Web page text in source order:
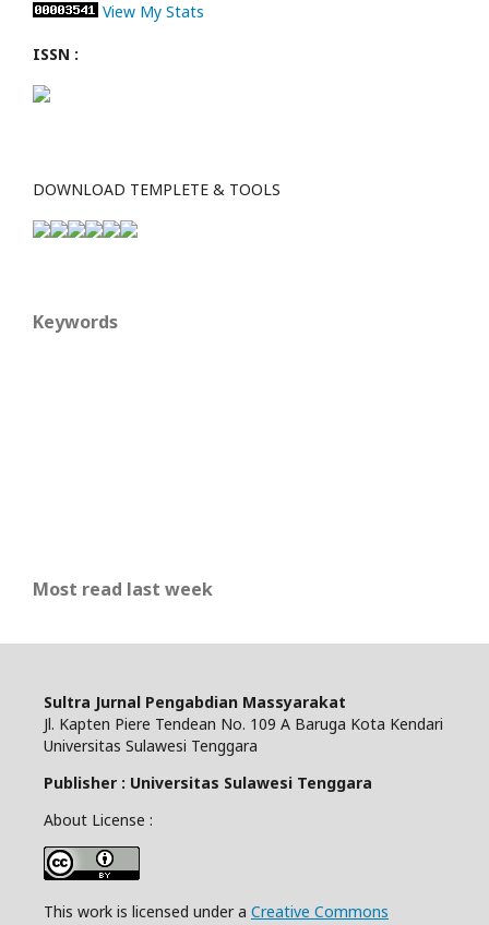
View My Stats
ISSN :
DOWNLOAD TEMPLETE & TOOLS
Keywords
Most read last week
Sultra Jurnal Pengabdian Massyarakat
Jl. Kapten Piere Tendean No. 109 A Baruga Kota Kendari
Universitas Sulawesi Tenggara
Publisher : Universitas Sulawesi Tenggara
About License :
This work is licensed under a Creative Commons